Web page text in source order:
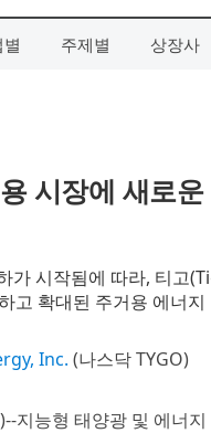
주제별 상장사
시장에 새로
가 시작됨에 따라, 티고
고 확대된 주거용 에너
Inc. (나스닥 TYGO)
)--지능형 태양광 및 에너